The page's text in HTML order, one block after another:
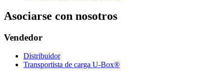
Asociarse con nosotros
Vendedor
Distribuidor
Transportista de carga U-Box®